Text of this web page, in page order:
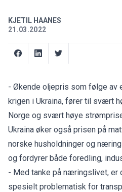
KJETIL HAANES
21.03.2022
- Økende oljepris som følge av
krigen i Ukraina, fører til svært
Norge og svært høye
Ukraina øker også prisen på
norske husholdninger og
og fordyrer både foredling,
- Med tanke på næringslivet,
spesielt problematisk for